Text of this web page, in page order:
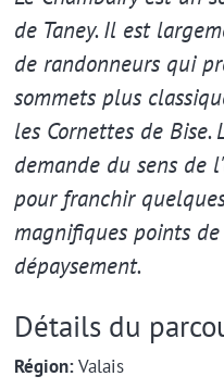
de Taney. Il est
de randonneurs qui
sommets plus
les Cornettes de Bise.
demande du sens de
pour franchir
magnifiques points
dépaysement.
Détails du
Région:Valais